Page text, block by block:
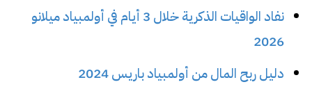
نفاد الواقيات الذكرية خلال 3 أيام في أولمبياد ميلانو
2026
دليل ربح المال من أولمبياد باريس 2024